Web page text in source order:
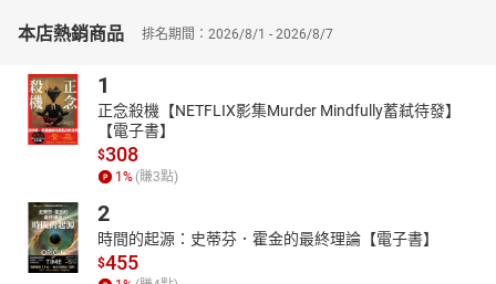
本店熱銷商品 排名期間：2026/8/1 - 2026/8/7
1
正念殺機【NETFLIX影集Murder Mindfully蓄弒待發】
【電子書】
$308
1 % (賺3點)
2
時間的起源：史蒂芬．霍金的最終理論【電子書】
$455